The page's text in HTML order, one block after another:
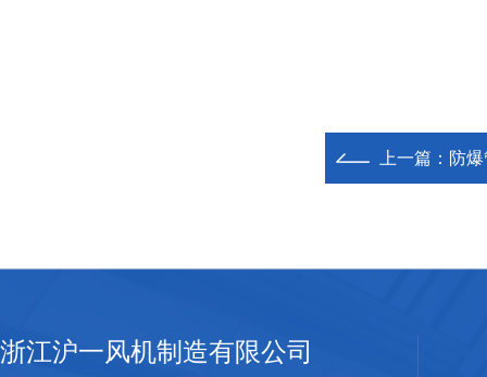
上一篇： 防
浙江沪一风机制造有限公司